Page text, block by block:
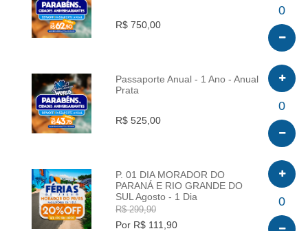
INFO
R$ 750,00
0
INFO
Passaporte Anual - 1 Ano - Anual
Prata
R$ 525,00
0
INFO
P. 01 DIA MORADOR DO
PARANÁ E RIO GRANDE DO
SUL Agosto - 1 Dia
R$ 299,90
Por R$ 111,90
0